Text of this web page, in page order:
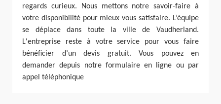
regards curieux. Nous mettons notre savoir-faire à
votre disponibilité pour mieux vous satisfaire. L’équipe
se déplace dans toute la ville de Vaudherland.
L'entreprise reste à votre service pour vous faire
bénéficier d’un devis gratuit. Vous pouvez en
demander depuis notre formulaire en ligne ou par
appel téléphonique